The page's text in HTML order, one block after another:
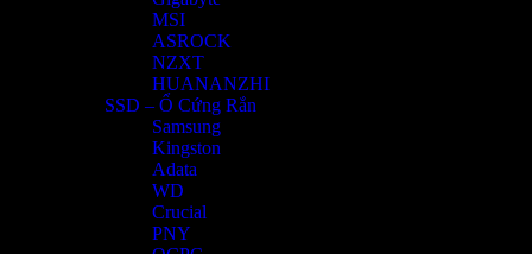
MSI
ASROCK
NZXT
HUANANZHI
SSD – Ổ Cứng Rắn
Samsung
Kingston
Adata
WD
Crucial
PNY